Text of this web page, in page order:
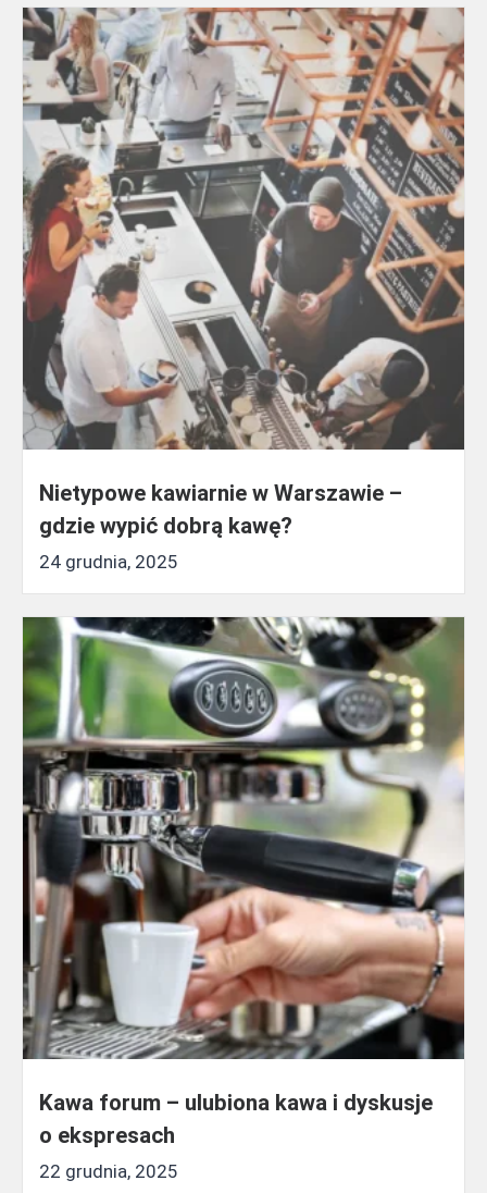
Nietypowe kawiarnie w Warszawie –
gdzie wypić dobrą kawę?
24 grudnia, 2025
Kawa forum – ulubiona kawa i dyskusje
o ekspresach
22 grudnia, 2025